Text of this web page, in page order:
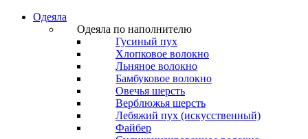
Одеяла
Одеяла по наполнителю
Гусиный пух
Хлопковое волокно
Льняное волокно
Бамбуковое волокно
Овечья шерсть
Верблюжья шерсть
Лебяжий пух (искусственный)
Файбер